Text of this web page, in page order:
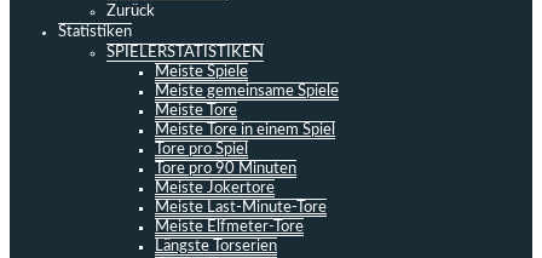
Zurück
Statistiken
SPIELERSTATISTIKEN
Meiste Spiele
Meiste gemeinsame Spiele
Meiste Tore
Meiste Tore in einem Spiel
Tore pro Spiel
Tore pro 90 Minuten
Meiste Jokertore
Meiste Last-Minute-Tore
Meiste Elfmeter-Tore
Längste Torserien